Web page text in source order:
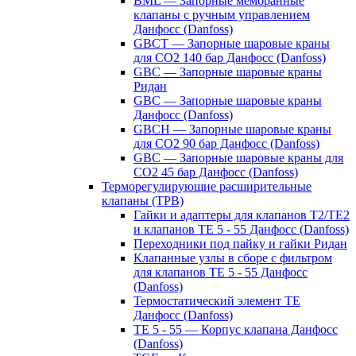
клапаны с ручным управлением
Данфосс (Danfoss)
GBCT — Запорные шаровые краны
для CO2 140 бар Данфосс (Danfoss)
GBC — Запорные шаровые краны
Ридан
GBC — Запорные шаровые краны
Данфосс (Danfoss)
GBCH — Запорные шаровые краны
для CO2 90 бар Данфосс (Danfoss)
GBC — Запорные шаровые краны для
CO2 45 бар Данфосс (Danfoss)
Терморегулирующие расширительные
клапаны (ТРВ)
Гайки и адаптеры для клапанов T2/TE2
и клапанов TE 5 - 55 Данфосс (Danfoss)
Переходники под пайку и гайки Ридан
Клапанные узлы в сборе с фильтром
для клапанов TE 5 - 55 Данфосс
(Danfoss)
Термостатический элемент TE
Данфосс (Danfoss)
TE 5 - 55 — Корпус клапана Данфосс
(Danfoss)